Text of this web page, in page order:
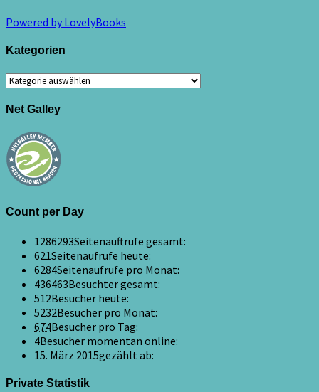
Powered by LovelyBooks
Kategorien
Kategorien
Net Galley
Count per Day
1286293Seitenauftrufe gesamt:
621Seitenaufrufe heute:
6284Seitenaufrufe pro Monat:
436463Besuchter gesamt:
512Besucher heute:
5232Besucher pro Monat:
674Besucher pro Tag:
4Besucher momentan online:
15. März 2015gezählt ab:
Private Statistik